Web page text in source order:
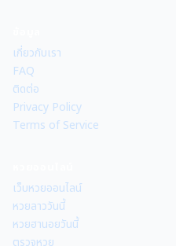
เกี่ยวกับเรา
FAQ
ติดต่อ
Privacy Policy
Terms of Service
เว็บหวยออนไลน์
หวยลาววันนี้
หวยฮานอยวันนี้